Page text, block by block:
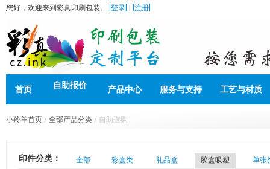
您好，欢迎来到彩真印刷包装。 [登录] [注册]
首页 自助报价 产品中心 服务与支持 工艺与材质
小羚羊首页 / 全部产品分类 / 自助选购
印件分类： 全部 彩盒类 礼品盒 胶盒吸塑 单张